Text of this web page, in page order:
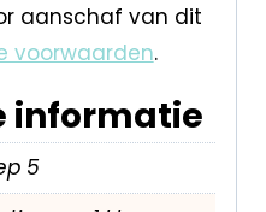
aanschaf van dit
voorwaarden.
informatie
5